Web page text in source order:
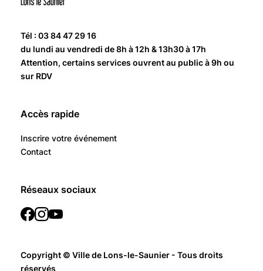
Tél : 03 84 47 29 16
du lundi au vendredi de 8h à 12h & 13h30 à 17h
Attention, certains services ouvrent au public à 9h ou
sur RDV
Accès rapide
Inscrire votre événement
Contact
Réseaux sociaux
Copyright © Ville de Lons-le-Saunier - Tous droits
réservés